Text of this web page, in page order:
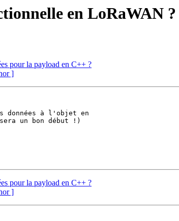
en LoRaWAN ?
pour la payload en C++ ?
]
données à l'objet en
un bon début !)
pour la payload en C++ ?
]